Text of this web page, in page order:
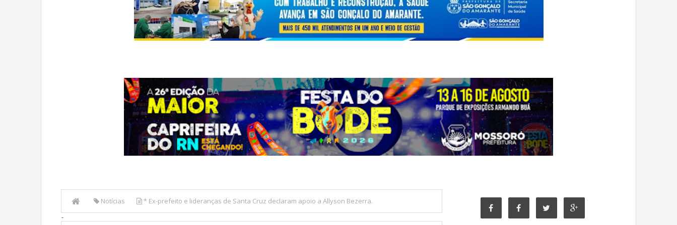
Notícias
* Ex-prefeito e lideranças de Santa Cruz declaram apoio a Allyson Bezerra.
-